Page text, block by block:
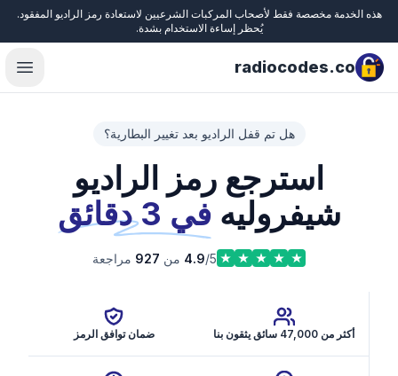
هذه الخدمة مخصصة فقط لأصحاب المركبات الشرعيين لاستعادة رمز الراديو المفقود.
يُحظر إساءة الاستخدام بشدة.
radiocodes.co
هل تم قفل الراديو بعد تغيير البطارية؟
استرجع رمز الراديو
شيفروليه في 3 دقائق
4.9/5 من 927 مراجعة
أكثر من 47,000 سائق يثقون بنا ضمان توافق الرمز